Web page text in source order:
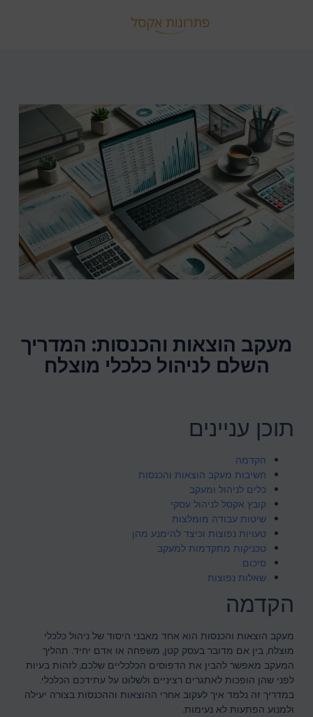
מעקב הוצאות והכנסות: המדריך
השלם לניהול כלכלי מוצלח
תוכן עניינים
הקדמה
חשיבות מעקב הוצאות והכנסות
כלים לניהול ומעקב
קובץ אקסל לניהול עסקי
שיטות עבודה מומלצות
טעויות נפוצות וכיצד להימנע מהן
טכניקות מתקדמות למעקב
סיכום
שאלות נפוצות
הקדמה
מעקב הוצאות והכנסות הוא אחד מאבני היסוד של ניהול כלכלי
מוצלח, בין אם מדובר בעסק קטן, משפחה או אדם יחיד. תהליך
המעקב מאפשר להבין את הדפוסים הכלכליים שלכם, לזהות בעיות
לפני שהן הופכות לאתגרים רציניים ולשלוט על עתידכם הכלכלי.
במדריך זה נלמד איך לעקוב אחרי ההוצאות וההכנסות בצורה יעילה
ולמנוע הפתעות לא נעימות.